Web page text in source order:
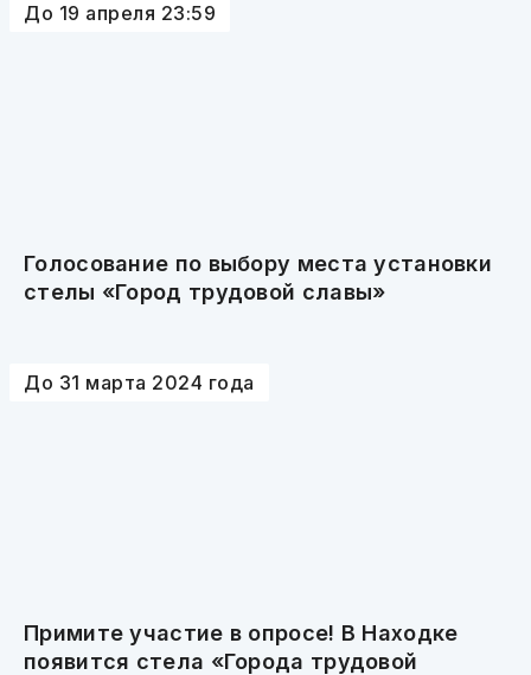
До 19 апреля 23:59
Голосование по выбору места установки
стелы «Город трудовой славы»
До 31 марта 2024 года
Примите участие в опросе! В Находке
появится стела «Города трудовой